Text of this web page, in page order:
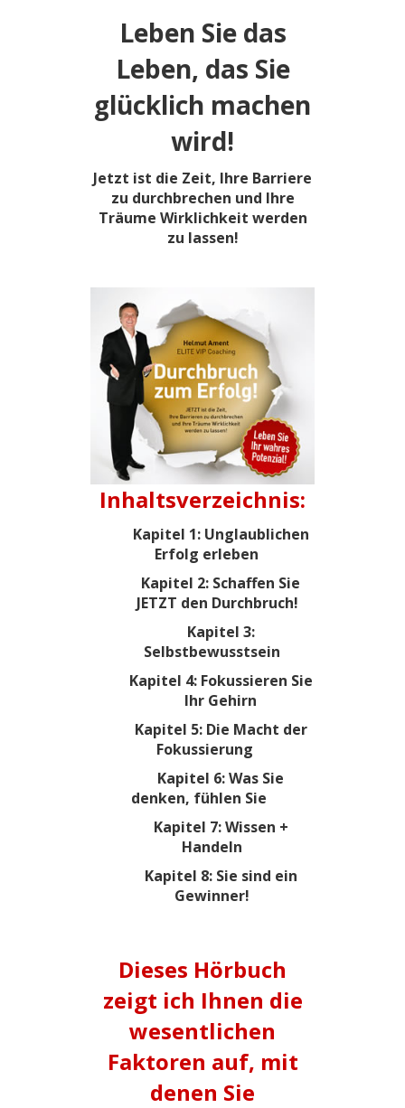
Leben Sie das
Leben, das Sie
glücklich machen
wird!
Jetzt ist die Zeit, Ihre Barriere
zu durchbrechen und Ihre
Träume Wirklichkeit werden
zu lassen!
Inhaltsverzeichnis:
Kapitel 1: Unglaublichen
Erfolg erleben
Kapitel 2: Schaffen Sie
JETZT den Durchbruch!
Kapitel 3:
Selbstbewusstsein
Kapitel 4: Fokussieren Sie
Ihr Gehirn
Kapitel 5: Die Macht der
Fokussierung
Kapitel 6: Was Sie
denken, fühlen Sie
Kapitel 7: Wissen +
Handeln
Kapitel 8: Sie sind ein
Gewinner!
Dieses Hörbuch
zeigt ich Ihnen die
wesentlichen
Faktoren auf, mit
denen Sie